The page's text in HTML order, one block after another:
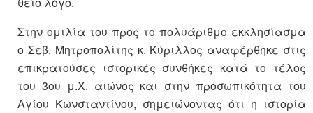
Στην ομιλία του προς το πολυάριθμο εκκλησίασμα
ο Σεβ. Μητροπολίτης κ. Κύριλλος αναφέρθηκε στις
επικρατούσες ιστορικές συνθήκες κατά το τέλος
του 3ου μ.Χ. αιώνος και στην προσωπικότητα του
Αγίου Κωνσταντίνου, σημειώνοντας ότι η ιστορία